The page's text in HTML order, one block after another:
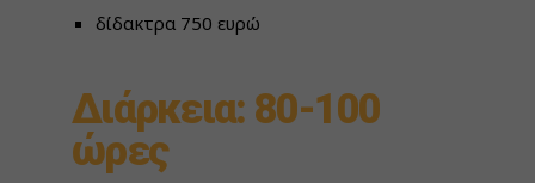
δίδακτρα 750 ευρώ
Διάρκεια: 80-100
ώρες